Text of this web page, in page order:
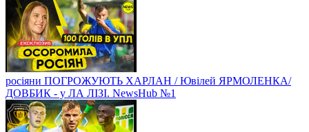
росіяни ПОГРОЖУЮТЬ ХАРЛАН / Ювілей ЯРМОЛЕНКА/
ДОВБИК - у ЛА ЛІЗІ. NewsHub №1